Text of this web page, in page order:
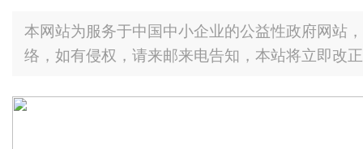
本网站为服务于中国中小企业的公益性政府网站
络，如有侵权，请来邮来电告知，本站将立即改